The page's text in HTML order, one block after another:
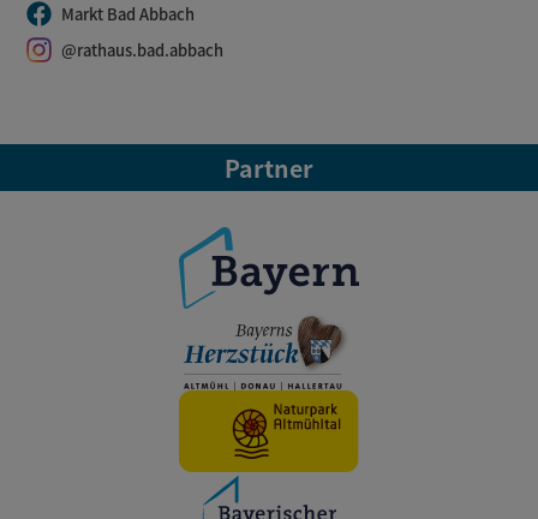
Markt Bad Abbach
@rathaus.bad.abbach
Partner